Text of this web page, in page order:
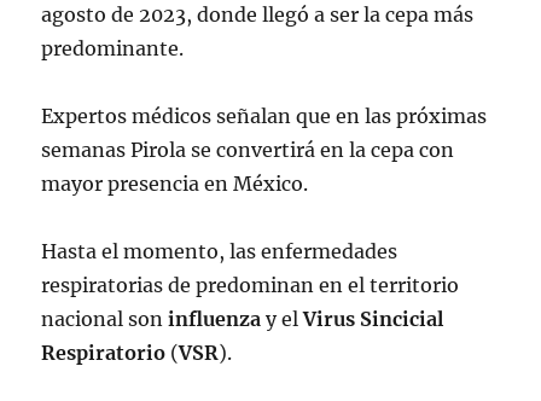
agosto de 2023, donde llegó a ser la cepa más
predominante.
Expertos médicos señalan que en las próximas
semanas Pirola se convertirá en la cepa con
mayor presencia en México.
Hasta el momento, las enfermedades
respiratorias de predominan en el territorio
nacional soninfluenza y elVirus Sincicial
Respiratorio (VSR).